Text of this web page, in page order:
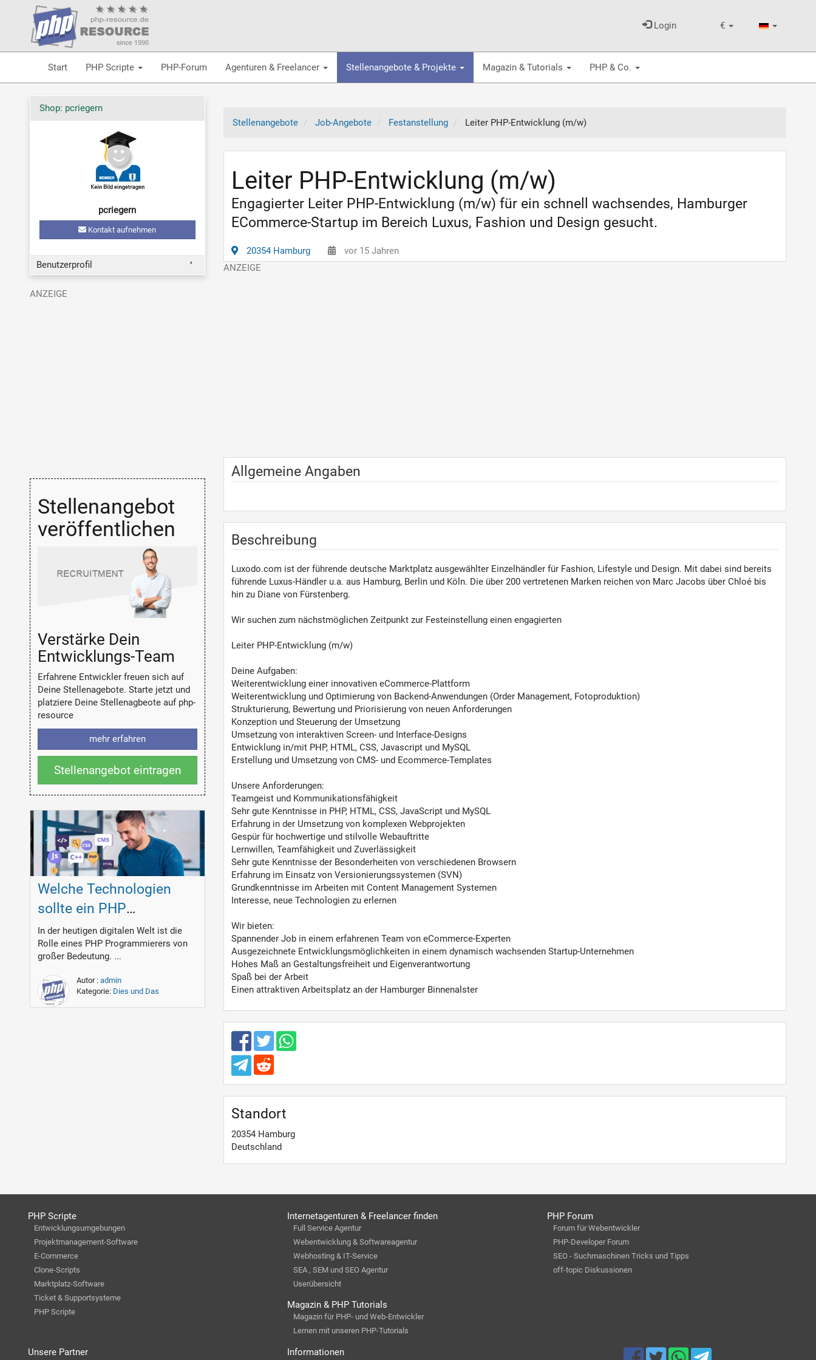
€
Login
Start PHP Scripte PHP-Forum Agenturen & Freelancer Stellenangebote & Projekte Magazin & Tutorials PHP & Co.
Stellenangebote Job-Angebote Festanstellung Leiter PHP-Entwicklung (m/w)
Leiter PHP-Entwicklung (m/w)
Engagierter Leiter PHP-Entwicklung (m/w) für ein schnell wachsendes, Hamburger
ECommerce-Startup im Bereich Luxus, Fashion und Design gesucht.
20354 Hamburg vor 15 Jahren
Allgemeine Angaben
Beschreibung
Luxodo.com ist der führende deutsche Marktplatz ausgewählter Einzelhändler für Fashion, Lifestyle und Design. Mit dabei sind bereits
führende Luxus-Händler u.a. aus Hamburg, Berlin und Köln. Die über 200 vertretenen Marken reichen von Marc Jacobs über Chloé bis
hin zu Diane von Fürstenberg.
Wir suchen zum nächstmöglichen Zeitpunkt zur Festeinstellung einen engagierten
Leiter PHP-Entwicklung (m/w)
Deine Aufgaben:
Weiterentwicklung einer innovativen eCommerce-Plattform
Weiterentwicklung und Optimierung von Backend-Anwendungen (Order Management, Fotoproduktion)
Strukturierung, Bewertung und Priorisierung von neuen Anforderungen
Konzeption und Steuerung der Umsetzung
Umsetzung von interaktiven Screen- und Interface-Designs
Entwicklung in/mit PHP, HTML, CSS, Javascript und MySQL
Erstellung und Umsetzung von CMS- und Ecommerce-Templates
Unsere Anforderungen:
Teamgeist und Kommunikationsfähigkeit
Sehr gute Kenntnisse in PHP, HTML, CSS, JavaScript und MySQL
Erfahrung in der Umsetzung von komplexen Webprojekten
Gespür für hochwertige und stilvolle Webauftritte
Lernwillen, Teamfähigkeit und Zuverlässigkeit
Sehr gute Kenntnisse der Besonderheiten von verschiedenen Browsern
Erfahrung im Einsatz von Versionierungssystemen (SVN)
Grundkenntnisse im Arbeiten mit Content Management Systemen
Interesse, neue Technologien zu erlernen
Wir bieten:
Spannender Job in einem erfahrenen Team von eCommerce-Experten
Ausgezeichnete Entwicklungsmöglichkeiten in einem dynamisch wachsenden Startup-Unternehmen
Hohes Maß an Gestaltungsfreiheit und Eigenverantwortung
Spaß bei der Arbeit
Einen attraktiven Arbeitsplatz an der Hamburger Binnenalster
Standort
20354 Hamburg
Deutschland
Shop: pcriegern
pcriegern
Kontakt aufnehmen
Benutzerprofil
Stellenangebot
veröffentlichen
Verstärke Dein
Entwicklungs-Team
Erfahrene Entwickler freuen sich auf
Deine Stellenagebote. Starte jetzt und
platziere Deine Stellenagbeote auf php-
resource
mehr erfahren
Stellenangebot eintragen
Welche Technologien
sollte ein PHP
Programmierer
beherrschen?
In der heutigen digitalen Welt ist die
Rolle eines PHP Programmierers von
großer Bedeutung. ...
Autor : admin
Kategorie: Dies und Das
PHP Scripte
Entwicklungsumgebungen
Projektmanagement-Software
E-Commerce
Clone-Scripts
Marktplatz-Software
Ticket & Supportsysteme
PHP Scripte
Internetagenturen & Freelancer finden
Full Service Agentur
Webentwicklung & Softwareagentur
Webhosting & IT-Service
SEA , SEM und SEO Agentur
Userübersicht
Magazin & PHP Tutorials
Magazin für PHP- und Web-Entwickler
Lernen mit unseren PHP-Tutorials
PHP Forum
Forum für Webentwickler
PHP-Developer Forum
SEO - Suchmaschinen Tricks und Tipps
off-topic Diskussionen
Unsere Partner Informationen